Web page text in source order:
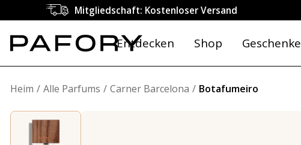
Mitgliedschaft: Kostenloser Versand
Entdecken Shop Geschenke
Heim Alle Parfums Carner Barcelona Botafumeiro